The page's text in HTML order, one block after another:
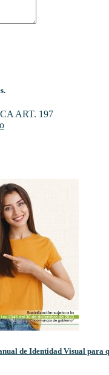
ART. 197
de Identidad Visual para